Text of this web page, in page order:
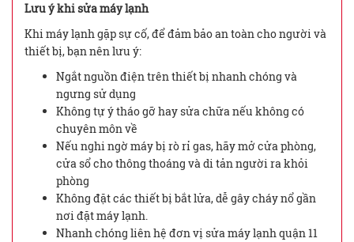
Lưu ý khi sửa máy lạnh
Khi máy lạnh gặp sự cố, để đảm bảo an toàn cho người và
thiết bị, bạn nên lưu ý:
Ngắt nguồn điện trên thiết bị nhanh chóng và
ngưng sử dụng
Không tự ý tháo gỡ hay sửa chữa nếu không có
chuyên môn về
Nếu nghi ngờ máy bị rò rỉ gas, hãy mở cửa phòng,
cửa sổ cho thông thoáng và di tản người ra khỏi
phòng
Không đặt các thiết bị bắt lửa, dễ gây cháy nổ gần
nơi đặt máy lạnh.
Nhanh chóng liên hệ đơn vị sửa máy lạnh quận 11